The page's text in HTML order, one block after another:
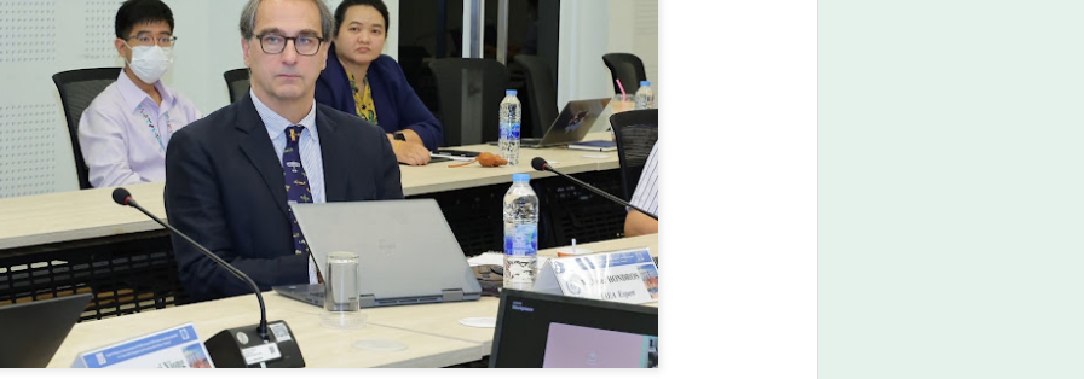
AUG
กรมวิทยาศาสตร์บริการ
ติดตามผลการพัฒนาผู้
ประกอบการ ยกระดับ
นวัตกรรมอาหาร สร้าง
มูลค่าเพิ่มผลิตภัณฑ์
📌กรมวิทยาศาสตร์บริการ ติดตาม
ผลการพัฒนาผู้ประกอบการ ยก
ระดับนวัตกรรมอาหาร สร้างมูลค่า
เพิ่มผลิตภัณฑ์ชุมชน
กรมวิทยาศาสตร์บริการ (วศ.)
AUG
6
Thailand LAB
INTERNATIONAL
2026 ผนึก
Bio+HealthTech
INTERNATIONAL และ
FutureCHEM
INTERNATIONAL เปิด
เวที AI ขับเคลื่อน
นวัตกรรมวิทยาศาสตร์
และสุขภาพ ยกระดับ
ไทยสู่ศูนย์กลางอาเซียน
ศน. ร่วมกับสำนักงาน
วัฒนธรรมจังหวัด 14
จังหวัดภาคใต้ จัด
“มหกรรมสีสันแห่ง
ศรัทธา พัฒนาชุมชน
คุณธรรมพลังบวร”
สืบสานคุณธรรม ต่อย
อดทุนวัฒนธรรมสู่
ชุมชน
ศน. ร่วมกับสำนักงานวัฒนธรรม
จังหวัด 14 จังหวัดภาคใต้ จัด
สมุทรสาครเฮ! รถไฟฟ้าสายสีแดงเข้ม วงเวียนใหญ่–
มหาชัย 36.8 กม. คืบหน้าอีกขั้น รับฟังความเห็นกว่า 200
คน ส่วนใหญ่เห็นพ้องให้สร้าง
มุทรสาครเฮ! รถไฟฟ้าสายสีแดงเข้ม วงเวียนใหญ่–มหาชัย 36.8 กม.